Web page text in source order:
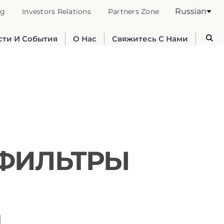
Investors Relations Partners Zone Russian
И События О Нас Свяжитесь С Нами
Australia